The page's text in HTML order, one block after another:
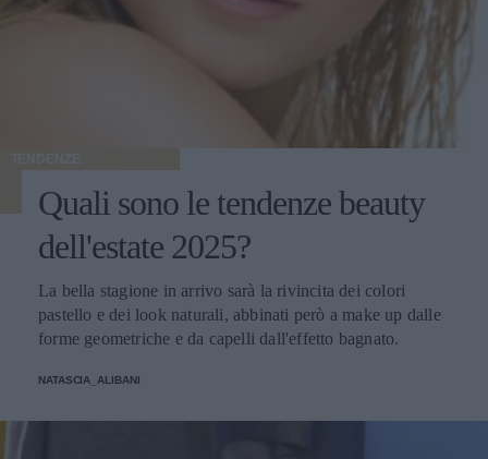
TENDENZE
Quali sono le tendenze beauty
dell'estate 2025?
La bella stagione in arrivo sarà la rivincita dei colori
pastello e dei look naturali, abbinati però a make up dalle
forme geometriche e da capelli dall'effetto bagnato.
NATASCIA_ALIBANI